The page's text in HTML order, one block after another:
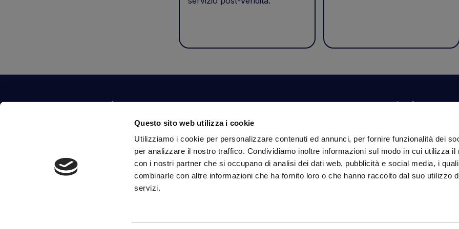
Questo sito web utilizza i cookie
Utilizziamo i cookie per personalizzare contenuti ed annunci, per fornire funzionalità dei
per analizzare il nostro traffico. Condividiamo inoltre informazioni sul modo in cui utilizza il
con i nostri partner che si occupano di analisi dei dati web, pubblicità e social media, i
combinarle con altre informazioni che ha fornito loro o che hanno raccolto dal suo utilizzo
servizi.
Contattaci
mailinfo@mirsponde.it
Il tuo account
Ordini
Dati personali
Dati per l'accesso
Informazioni
Condizioni di vendita
Pagamenti
Privacy policy